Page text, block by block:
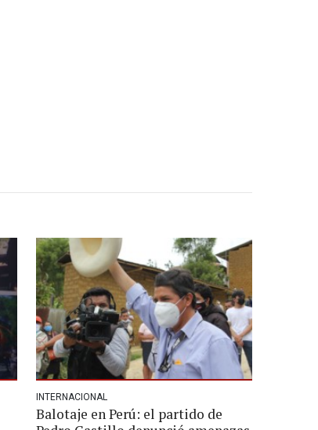
INTERNACIONAL
Balotaje en Perú: el partido de